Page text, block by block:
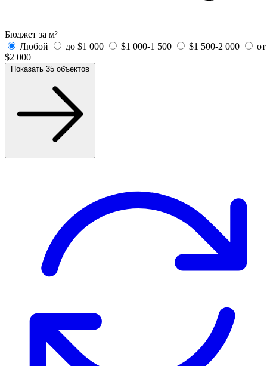
Бюджет за м²
Любой
до $1 000 $1 000-1 500 $1 500-2 000
от
$2 000
Показать 35 объектов